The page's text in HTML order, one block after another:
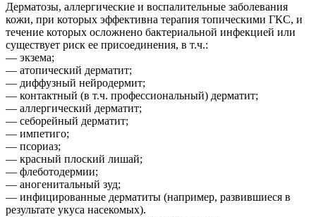
Дерматозы, аллергические и воспалительные заболевания
кожи, при которых эффективна терапия топическими ГКС, и
течение которых осложнено бактериальной инфекцией или
существует риск ее присоединения, в т.ч.:
— экзема;
— атопический дерматит;
— диффузный нейродермит;
— контактный (в т.ч. профессиональный) дерматит;
— аллергический дерматит;
— себорейный дерматит;
— импетиго;
— псориаз;
— красный плоский лишай;
— флеботодермии;
— аногенитальный зуд;
— инфицированные дерматиты (например, развившиеся в
результате укуса насекомых).